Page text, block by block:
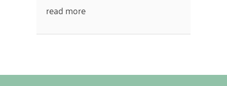
read more